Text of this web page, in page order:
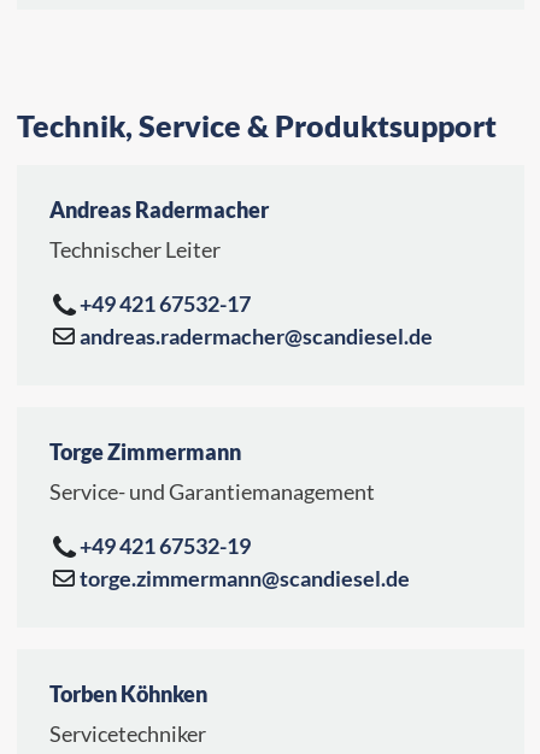
Technik, Service & Produktsupport
Andreas Radermacher
Technischer Leiter
+49 421 67532-17
andreas.radermacher@scandiesel.de
Torge Zimmermann
Service- und Garantiemanagement
+49 421 67532-19
torge.zimmermann@scandiesel.de
Torben Köhnken
Servicetechniker